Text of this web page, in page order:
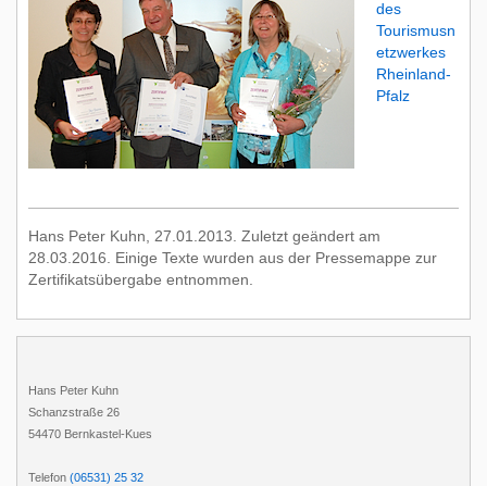
des
Tourismusn
etzwerkes
Rheinland-
Pfalz
Hans Peter Kuhn, 27.01.2013. Zuletzt geändert am
28.03.2016. Einige Texte wurden aus der Pressemappe zur
Zertifikatsübergabe entnommen.
Hans Peter Kuhn
Schanzstraße 26
54470 Bernkastel-Kues
Telefon (06531) 25 32